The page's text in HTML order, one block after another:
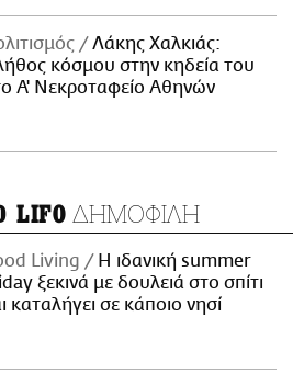
Λάκης Χαλκιάς:
κόσμου στην κηδεία του
Α' Νεκροταφείο Αθηνών
LIFO ΔΗΜΟΦΙΛΗ
Living
Η ιδανική summer
ξεκινά με δουλειά στο σπίτι
καταλήγει σε κάποιο νησί